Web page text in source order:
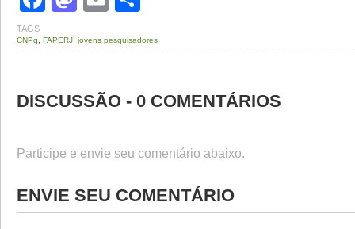
TAGS
CNPq FAPERJ jovens pesquisadores
DISCUSSÃO - 0 COMENTÁRIOS
Participe e envie seu comentário abaixo.
ENVIE SEU COMENTÁRIO